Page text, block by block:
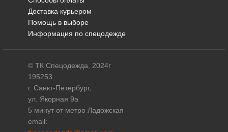
Доставка курьером
Помощь в выборе
Информация по спецодежде
© ТК Спецодежда, 2024г
195253
г. Санкт-Петербург,
ул. Якорная 9а
5 минут от метро Ладожская
email: